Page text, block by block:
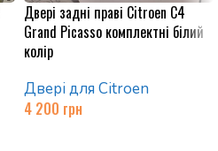
Двері задні праві Citroen C4
Grand Picasso комплектні білий
колір
Двері для Citroen
4 200 грн